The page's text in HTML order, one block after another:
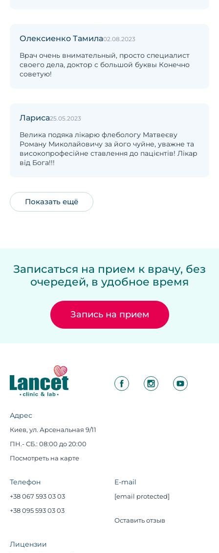
Олексиенко Тамила02.08.2023
Врач очень внимательный, просто специалист
своего дела, доктор с большой буквы Конечно
советую!
Лариса25.05.2023
Велика подяка лікарю флебологу Матвеєву
Роману Миколайовичу за його чуйне, уважне та
високопрофесійне ставлення до пацієнтів! Лікар
від Бога!!!
Показать ещё
Записаться на прием к врачу, без
очередей, в удобное время
Запись на прием
Адрес
Киев, ул. Арсенальная 9/11
ПН.- СБ.: 08:00 до 20:00
Посмотреть на карте
Телефон
+38 067 593 03 03
+38 095 593 03 03
E-mail
[email protected]
Оставить отзыв
Лицензии